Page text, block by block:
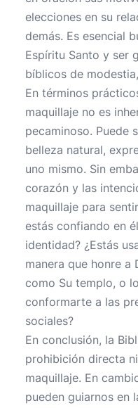
elecciones en su
demás. Es esencial
Espíritu Santo y ser
bíblicos de
En términos
maquillaje no es
pecaminoso. Puede
belleza natural,
uno mismo. Sin
corazón y las
maquillaje para
estás confiando en
identidad? ¿Estás
manera que honre a
como Su templo, o
conformarte a las
sociales?
En conclusión, la
prohibición directa
maquillaje. En
pueden guiarnos en